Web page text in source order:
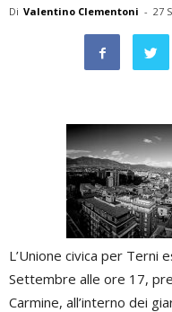
Di Valentino Clementoni - 27
L’Unione civica per Terni
Settembre alle ore 17,
Carmine, all’interno dei